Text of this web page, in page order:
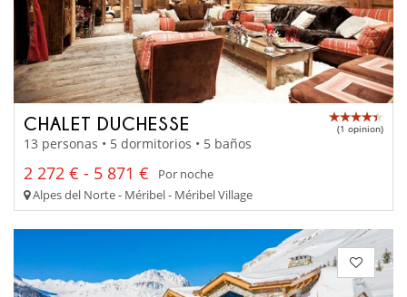
CHALET DUCHESSE (1 opinion)
13 personas • 5 dormitorios • 5 baños
2 272 € - 5 871 €
Por noche
Alpes del Norte - Méribel - Méribel Village